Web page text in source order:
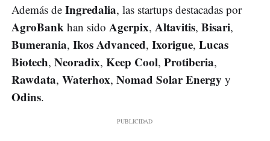
Además de Ingredalia, las startups destacadas por
AgroBank han sido Agerpix, Altavitis, Bisari,
Bumerania, Ikos Advanced, Ixorigue, Lucas
Biotech, Neoradix, Keep Cool, Protiberia,
Rawdata, Waterhox, Nomad Solar Energy y
Odins.